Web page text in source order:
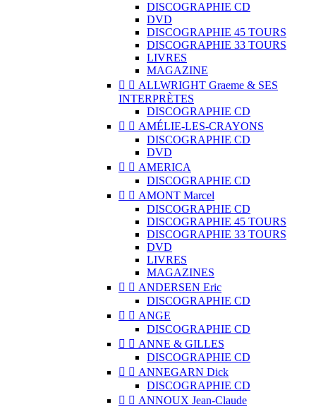
DISCOGRAPHIE CD
DVD
DISCOGRAPHIE 45 TOURS
DISCOGRAPHIE 33 TOURS
LIVRES
MAGAZINE
  ALLWRIGHT Graeme & SES
INTERPRÈTES
DISCOGRAPHIE CD
  AMÉLIE-LES-CRAYONS
DISCOGRAPHIE CD
DVD
  AMERICA
DISCOGRAPHIE CD
  AMONT Marcel
DISCOGRAPHIE CD
DISCOGRAPHIE 45 TOURS
DISCOGRAPHIE 33 TOURS
DVD
LIVRES
MAGAZINES
  ANDERSEN Eric
DISCOGRAPHIE CD
  ANGE
DISCOGRAPHIE CD
  ANNE & GILLES
DISCOGRAPHIE CD
  ANNEGARN Dick
DISCOGRAPHIE CD
  ANNOUX Jean-Claude